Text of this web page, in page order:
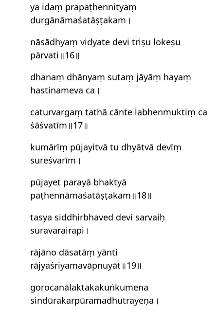
ya idaṃ prapaṭhennityaṃ
durgānāmaśatāṣṭakam।
nāsādhyaṃ vidyate devi triṣu lokeṣu
pārvati॥16॥
dhanaṃ dhānyaṃ sutaṃ jāyāṃ hayaṃ
hastinameva ca।
caturvargaṃ tathā cānte labhenmuktiṃ ca
śāś‍vatīm॥17॥
kumārīṃ pūjayitvā tu dhyātvā devīṃ
sureś‍varīm।
pūjayet parayā bhaktyā
paṭhennāmaśatāṣṭakam॥18॥
tasya siddhirbhaved devi sarvaiḥ
suravarairapi।
rājāno dāsatāṃ yānti
rājyaśriyamavāpnuyāt॥19॥
gorocanālaktakakuṅkumena
sindūrakarpūramadhutrayeṇa।